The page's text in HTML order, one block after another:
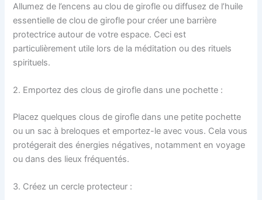
Allumez de l’encens au clou de girofle ou diffusez de l’huile
essentielle de clou de girofle pour créer une barrière
protectrice autour de votre espace. Ceci est
particulièrement utile lors de la méditation ou des rituels
spirituels.
2. Emportez des clous de girofle dans une pochette :
Placez quelques clous de girofle dans une petite pochette
ou un sac à breloques et emportez-le avec vous. Cela vous
protégerait des énergies négatives, notamment en voyage
ou dans des lieux fréquentés.
3. Créez un cercle protecteur :